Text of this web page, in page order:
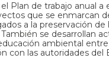
Plan de trabajo anual a
que se enmarcan
a la preservación de
se desarrollan
ambiental
con las autoridades del